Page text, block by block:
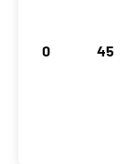
0 45